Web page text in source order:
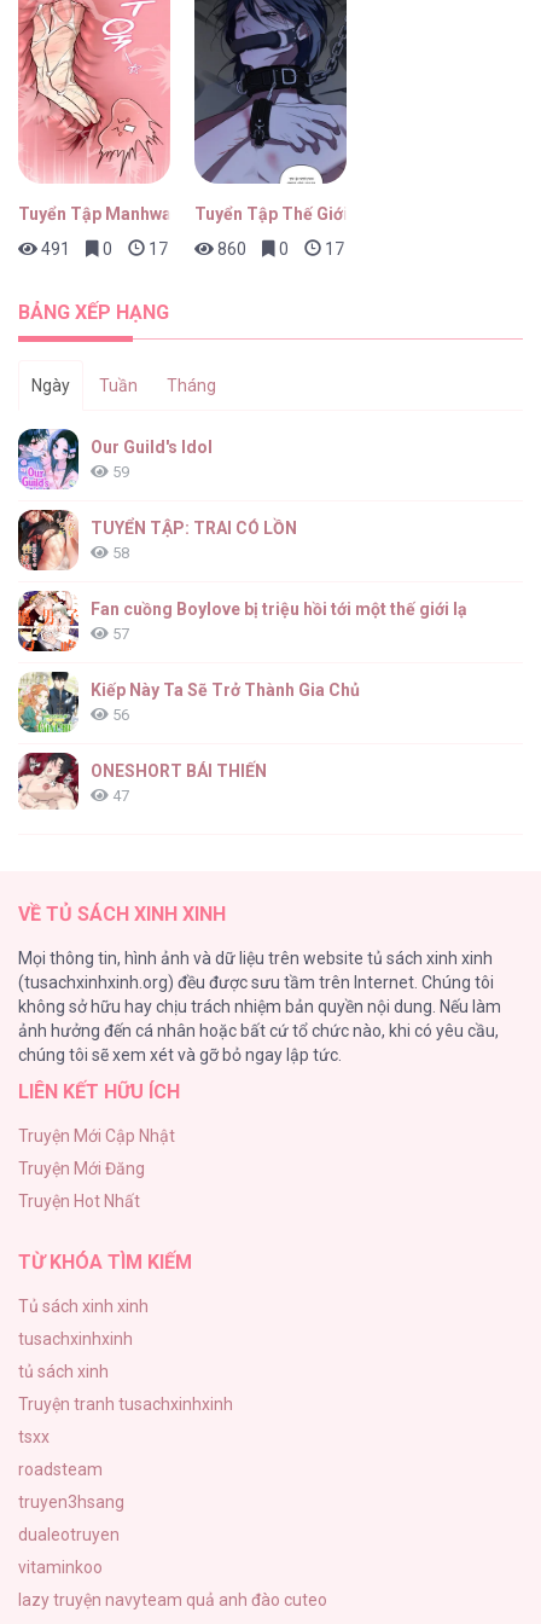
Tuyển Tập Manhwa Ngắn Bạo Dăm
491
0 17 giờ trước
Tuyển Tập Thế Giới ABO
860
0 17 giờ trước
BẢNG XẾP HẠNG
Ngày Tuần Tháng
Our Guild's Idol
59
TUYỂN TẬP: TRAI CÓ LỒN
58
Fan cuồng Boylove bị triệu hồi tới một thế giới lạ
57
Kiếp Này Ta Sẽ Trở Thành Gia Chủ
56
ONESHORT BÁI THIẾN
47
36
Tuyển Tập Manhwa Ngắn Bạo Dăm
34
Khế Ước Hôn Nhân Của Mẹ Tôi
Bạn Của Em Trai
33
VỀ TỦ SÁCH XINH XINH
Mọi thông tin, hình ảnh và dữ liệu trên website tủ sách xinh xinh
(tusachxinhxinh.org) đều được sưu tầm trên Internet. Chúng tôi
không sở hữu hay chịu trách nhiệm bản quyền nội dung. Nếu làm
ảnh hưởng đến cá nhân hoặc bất cứ tổ chức nào, khi có yêu cầu,
chúng tôi sẽ xem xét và gỡ bỏ ngay lập tức.
LIÊN KẾT HỮU ÍCH
Truyện Mới Cập Nhật
Truyện Mới Đăng
Truyện Hot Nhất
TỪ KHÓA TÌM KIẾM
Tủ sách xinh xinh
tusachxinhxinh
tủ sách xinh
Truyện tranh tusachxinhxinh
tsxx
roadsteam
truyen3hsang
dualeotruyen
vitaminkoo
lazy truyện navyteam quả anh đào cuteo